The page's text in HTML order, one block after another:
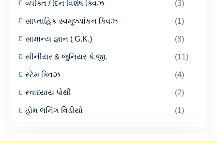
વ્યક્તિ / દિન વિશેષ ક્વિઝ (3)
સાપ્તાહિક સ્વમૂલ્યાંકન ક્વિઝ (1)
સામાન્ય જ્ઞાન ( G.K.) (8)
સીનીયર & જુનિયર કે.જી. (11)
સ્ટેમ ક્વિઝ (4)
સ્વાધ્યાય પોથી (2)
હોમ લર્નિંગ વિડીયો (1)